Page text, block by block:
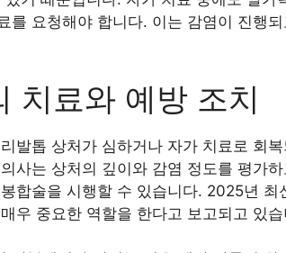
를 요청해야 합니다. 이는 감염이 진행
치료와 예방 조치
발톱 상처가 심하거나 자가 치료로 회
사는 상처의 깊이와 감염 정도를 평가
합술을 시행할 수 있습니다. 2025년
우 중요한 역할을 한다고 보고되고 있